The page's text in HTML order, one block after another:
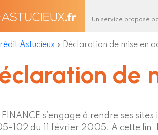
Un service proposé
Astucieux » Déclaration de mise en
de
FINANCE s’engage à rendre ses
102 du 11 février 2005. A cette